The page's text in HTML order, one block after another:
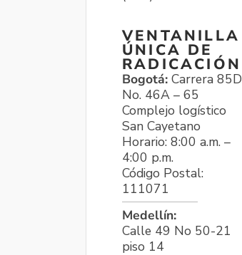
VENTANILLA
ÚNICA DE
RADICACIÓN
Bogotá: Carrera 85D
No. 46A – 65
Complejo logístico
San Cayetano
Horario: 8:00 a.m. –
4:00 p.m.
Código Postal:
111071
Medellín:
Calle 49 No 50-21
piso 14